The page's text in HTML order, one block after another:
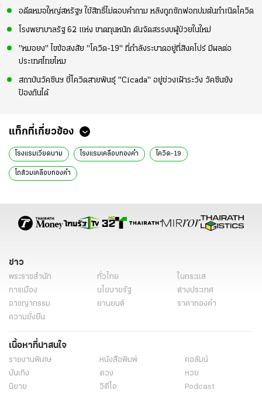
อดีตหมอใหญ่สหรัฐฯ ใช้สิทธิ์ไม่ตอบคำถาม หลังถูกซักฟอกปมต้นกำเนิดโควิด
โรงพยาบาลรัฐ 62 แห่ง ขาดทุนหนัก ดันจัดสรรงบผู้ป่วยในใหม่
"หมอยง" ไขข้อสงสัย "โควิด-19" ที่กำลังระบาดอยู่ที่สิงคโปร์ มีผลต่อ
ประเทศไทยไหม
สถาบันวัคซีนฯ ชี้โควิดสายพันธุ์ "Cicada" อยู่ช่วงเฝ้าระวัง วัคซีนยัง
ป้องกันได้
แท็กที่เกี่ยวข้อง
โรงแรมเวียดนาม โรงแรมเคลือบทองคำ โควิด-19
โถส้วมเคลือบทองคำ
ข่าว
พระราชสำนัก ทั่วไทย
ในกระแส
การเมือง
นโยบายรัฐ
ต่างประเทศ
อาชญากรรม
ยานยนต์
ราคาทองคำ
ความยั่งยืน
เนื้อหาที่น่าสนใจ
รายงานพิเศษ หนังสือพิมพ์
คอลัมน์
บันเทิง
ดวง
หวย
นิยาย
วิดีโอ
Podcast